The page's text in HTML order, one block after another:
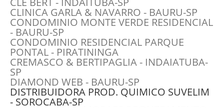
CLINICA GARLA & NAVARRO - BAURU-SP
CONDOMINIO MONTE VERDE RESIDENCIAL
- BAURU-SP
CONDOMINIO RESIDENCIAL PARQUE
PONTAL - PIRATININGA
CREMASCO & BERTIPAGLIA - INDAIATUBA-
SP
DIAMOND WEB - BAURU-SP
DISTRIBUIDORA PROD. QUIMICO SUVELIM
- SOROCABA-SP